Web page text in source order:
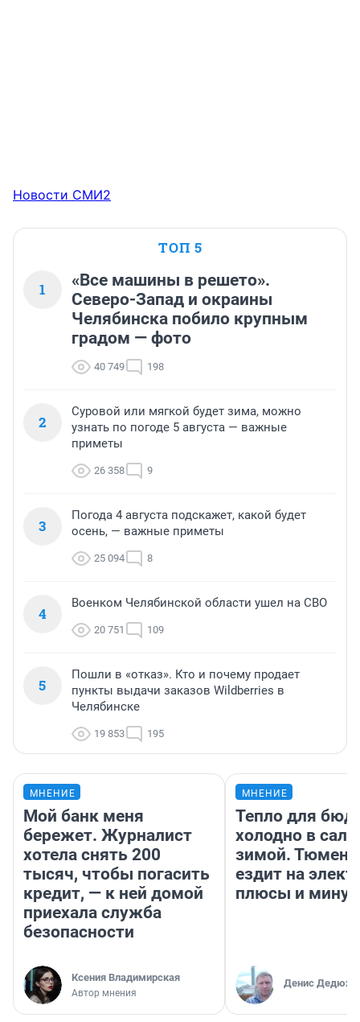
Новости СМИ2
ТОП 5
1
«Все машины в решето».
Северо-Запад и окраины
Челябинска побило крупным
градом — фото
40 749 198
2
Суровой или мягкой будет зима, можно
узнать по погоде 5 августа — важные
приметы
26 358 9
3
Погода 4 августа подскажет, какой будет
осень, — важные приметы
25 094 8
4
Военком Челябинской области ушел на СВО
20 751 109
5
Пошли в «отказ». Кто и почему продает
пункты выдачи заказов Wildberries в
Челябинске
19 853 195
МНЕНИЕ
Мой банк меня
бережет. Журналист
хотела снять 200
тысяч, чтобы погасить
кредит, — к ней домой
приехала служба
безопасности
Ксения Владимирская
Автор мнения
МНЕНИЕ
Тепло для
холодно в
зимой.
ездит на
плюсы и
Денис